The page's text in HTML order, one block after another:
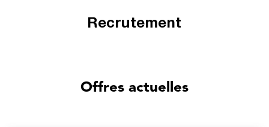
Recrutement
Offres actuelles